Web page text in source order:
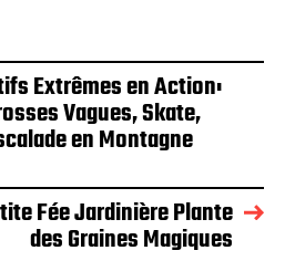
Extrêmes en Action:
Vagues, Skate,
en Montagne
Fée Jardinière Plante
des Graines Magiques